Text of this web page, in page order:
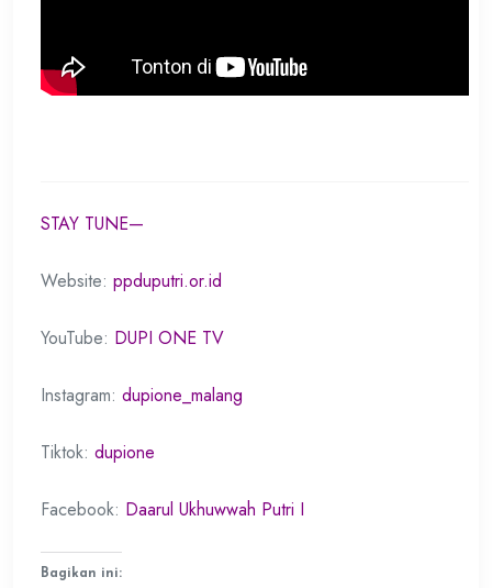
STAY TUNE—
Website: ppduputri.or.id
YouTube: DUPI ONE TV
Instagram: dupione_malang
Tiktok: dupione
Facebook: Daarul Ukhuwwah Putri I
Bagikan ini: